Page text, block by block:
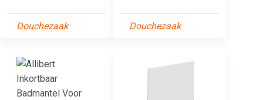
Douchezaak Douchezaak